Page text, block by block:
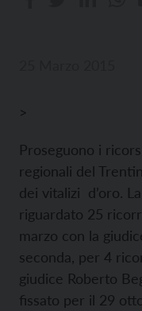
>
Proseguono i
regionali del
dei vitalizi d’oro.
riguardato 25
marzo con la
seconda, per 4
giudice Roberto
fissato per il 29